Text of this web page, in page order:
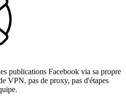
publications Facebook via sa propre
VPN, pas de proxy, pas d'étapes